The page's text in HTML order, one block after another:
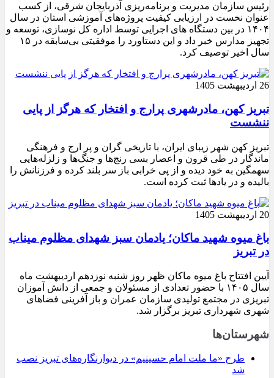
رئیس سازمان مدیریت و برنامه‌ریزی آذربایجان شرقی، از کسب
عنوان نخست در ارزیابی کیفیت پروژه‌های آموزشی استان در سال
۱۴۰۴ در بین دستگاه های اجرایی توسط اداره کل نوسازی، توسعه و
تجهیز مدارس خبر داد و این دستاورد را موفقیتی بی‌سابقه در ۱۵
سال اخیر توصیف کرد.
26 اردیبهشت 1405
تبریز کهن، مادرشهری پرارج و افتخار که هرگز از پایی
ننشست
تبریز کهن شهر زیبای ایران، با تاریخی گران و پر ارج و فرهنگی
ماندگار در طی قرون و اعصار بسی رنج‌ها و جنگ‌ها و زلزله‌هایی
سهمگین به خود دیده و از پی خرابی باز سر بلند کرده و فرزنانش را
بالیده و در یادها ثبت کرده است.
20 اردیبهشت 1405
باغ میوه شهید ماکان؛ یادمان سبز شهدای مظلوم میناب
در تبریز
آیین افتتاح باغ میوه ماکان ظهر روز شنبه نوزدهم اردیبهشت ماه
سال ۱۴۰۵ با حضور تعدادی از مسئولان و جمعی از دانش آموزان
تبریزی در مجتمع تولیدی سازمان عمران و باز آفرینی فضاهای
شهری شهرداری تبریز برگزار شد.
شهرستان‌ها
طرح «ما ملت امام حسینیم» در دیوارنگاره‌های تبریز نصب
شد